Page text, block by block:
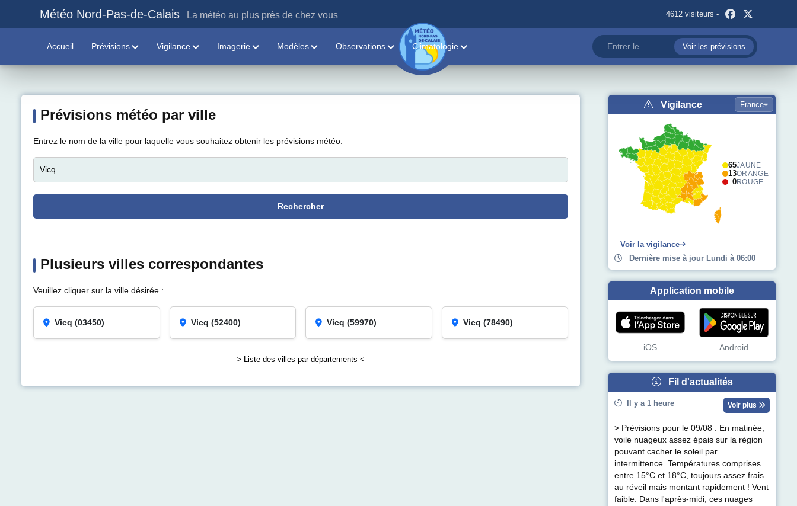
Météo Nord-Pas-de-Calais La météo au plus près de chez vous 4612 visiteurs -
Accueil Prévisions Vigilance Imagerie Modèles Observations Climatologie Voir les prévisions
Prévisions météo par ville
Entrez le nom de la ville pour laquelle vous souhaitez obtenir les prévisions météo.
Plusieurs villes correspondantes
Veuillez cliquer sur la ville désirée :
Vicq (03450) Vicq (52400) Vicq (59970) Vicq (78490)
> Liste des villes par départements <
Vigilance France
65JAUNE
13ORANGE
0ROUGE
Voir la vigilance
Dernière mise à jour Lundi à 06:00
Application mobile
iOS Android
Fil d'actualités
Il y a 1 heure Voir plus
> Prévisions pour le 09/08 : En matinée,
voile nuageux assez épais sur la région
pouvant cacher le soleil par
intermittence. Températures comprises
entre 15°C et 18°C, toujours assez frais
au réveil mais montant rapidement ! Vent
faible. Dans l'après-midi, ces nuages